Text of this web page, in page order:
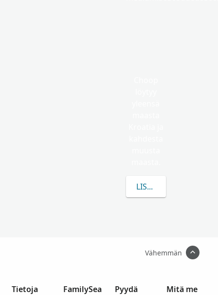
LISÄÄ TIETOA
Vähemmän
Tietoja
FamilySea
Pyydä
Mitä me